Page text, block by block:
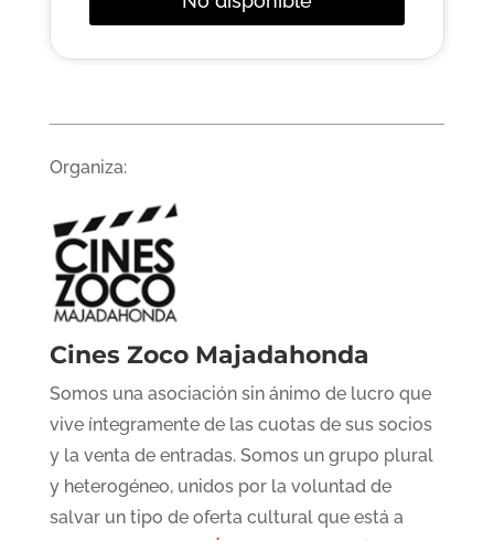
Organiza:
Cines Zoco Majadahonda
Somos una asociación sin ánimo de lucro que
vive íntegramente de las cuotas de sus socios
y la venta de entradas. Somos un grupo plural
y heterogéneo, unidos por la voluntad de
salvar un tipo de oferta cultural que está a